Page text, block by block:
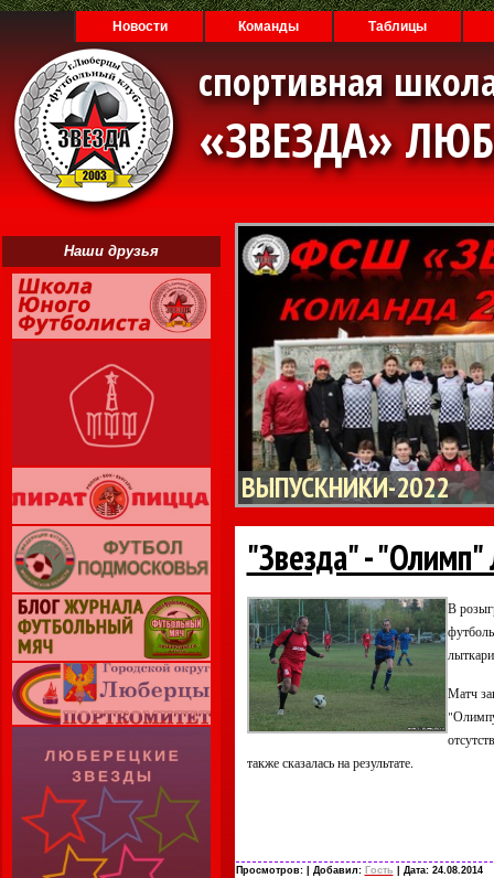
Новости Команды Таблицы
спортивная
«ЗВЕЗДА»
Наши друзья
ВЫПУСКНИКИ-2022
"Звезда" -
В
Матч
также сказалась на результате.
Просмотров: | Добавил: Гость | Дата: 24.08.2014